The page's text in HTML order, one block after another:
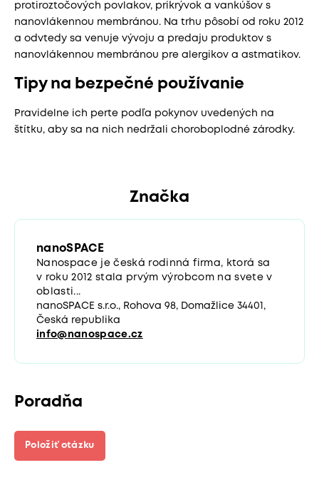
protiroztočových povlakov, prikrývok a vankúšov s
nanovlákennou membránou. Na trhu pôsobí od roku 2012
a odvtedy sa venuje vývoju a predaju produktov s
nanovlákennou membránou pre alergikov a astmatikov.
Tipy na bezpečné používanie
Pravidelne ich perte podľa pokynov uvedených na
štítku, aby sa na nich nedržali choroboplodné zárodky.
Značka
nanoSPACE
Nanospace je česká rodinná firma, ktorá sa
v roku 2012 stala prvým výrobcom na svete v
oblasti...
nanoSPACE s.r.o., Rohova 98, Domažlice 34401,
Česká republika
info@nanospace.cz
Poradňa
Položiť otázku